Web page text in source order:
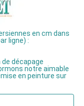
en cm dans
ligne) :
décapage
notre aimable
en peinture sur